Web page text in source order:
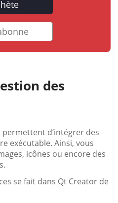
des
d’intégrer des
exécutable. Ainsi, vous
icônes ou encore des
se fait dans Qt Creator de